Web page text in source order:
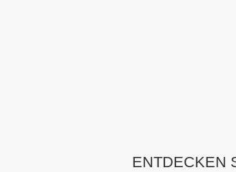
ENTDECKEN